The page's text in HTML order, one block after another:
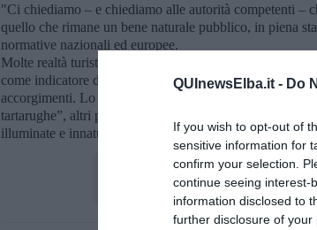
QUInewsElba.it - Do
If you wish to opt-out of
sensitive information for
confirm your selection.
continue seeing interest-
information disclosed to
further disclosure of your
"Ci chiediamo – e chiediamo alle autorità competenti –
quello che rimane un bene naturale pubblico, in piena
normative nazionali ed europee.
Molte realtà turistiche in Italia stanno puntando
come indicatore di qualità, lo fanno adeguando luci e
accorgimenti. Lo hanno capito anche molti stabilimenti
tartarughe”, altri pensano evidentemente che il turismo
illuminate e innaturali. Ma non è questo il turismo del